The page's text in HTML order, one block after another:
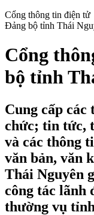
Cổng thông tin điện tử
Đảng bộ tỉnh Thái
Cổng
bộ tỉnh
Cung cấp các
chức; tin tức,
và các thông
văn bản, văn
Thái Nguyên
công tác lãnh
thường vụ